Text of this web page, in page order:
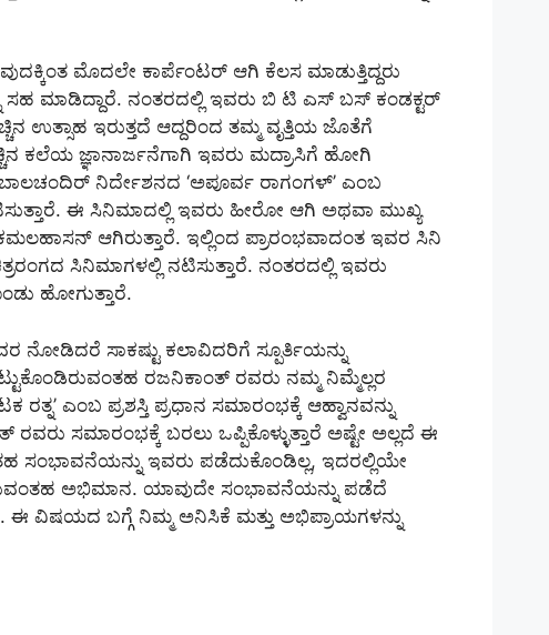
ಮೊದಲೇ ಕಾರ್ಪೆಂಟರ್ ಆಗಿ ಕೆಲಸ ಮಾಡುತ್ತಿದ್ದರು
ಮಾಡಿದ್ದಾರೆ. ನಂತರದಲ್ಲಿ ಇವರು ಬಿ ಟಿ ಎಸ್ ಬಸ್ ಕಂಡಕ್ಟರ್
ಇರುತ್ತದೆ ಆದ್ದರಿಂದ ತಮ್ಮ ವೃತ್ತಿಯ ಜೊತೆಗೆ
ಕಲೆಯ ಜ್ಞಾನಾರ್ಜನೆಗಾಗಿ ಇವರು ಮದ್ರಾಸಿಗೆ ಹೋಗಿ
ನಿರ್ದೇಶನದ ‘ಅಪೂರ್ವ ರಾಗಂಗಳ್’ ಎಂಬ
ಈ ಸಿನಿಮಾದಲ್ಲಿ ಇವರು ಹೀರೋ ಆಗಿ ಅಥವಾ ಮುಖ್ಯ
ಆಗಿರುತ್ತಾರೆ. ಇಲ್ಲಿಂದ ಪ್ರಾರಂಭವಾದಂತ ಇವರ ಸಿನಿ
ಸಿನಿಮಾಗಳಲ್ಲಿ ನಟಿಸುತ್ತಾರೆ. ನಂತರದಲ್ಲಿ ಇವರು
ಹೋಗುತ್ತಾರೆ.
ನೋಡಿದರೆ ಸಾಕಷ್ಟು ಕಲಾವಿದರಿಗೆ ಸ್ಪೂರ್ತಿಯನ್ನು
ರಜನಿಕಾಂತ್ ರವರು ನಮ್ಮ ನಿಮ್ಮೆಲ್ಲರ
ಎಂಬ ಪ್ರಶಸ್ತಿ ಪ್ರಧಾನ ಸಮಾರಂಭಕ್ಕೆ ಆಹ್ವಾನವನ್ನು
ಸಮಾರಂಭಕ್ಕೆ ಬರಲು ಒಪ್ಪಿಕೊಳ್ಳುತ್ತಾರೆ ಅಷ್ಟೇ ಅಲ್ಲದೆ ಈ
ಸಂಭಾವನೆಯನ್ನು ಇವರು ಪಡೆದುಕೊಂಡಿಲ್ಲ, ಇದರಲ್ಲಿಯೇ
ಅಭಿಮಾನ. ಯಾವುದೇ ಸಂಭಾವನೆಯನ್ನು ಪಡೆದೆ
ಈ ವಿಷಯದ ಬಗ್ಗೆ ನಿಮ್ಮ ಅನಿಸಿಕೆ ಮತ್ತು ಅಭಿಪ್ರಾಯಗಳನ್ನು